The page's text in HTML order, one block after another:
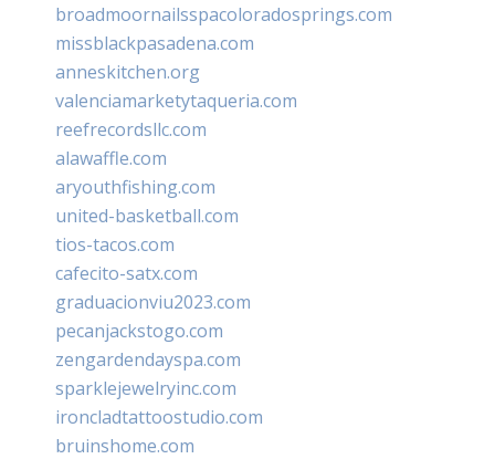
broadmoornailsspacoloradosprings.com
missblackpasadena.com
anneskitchen.org
valenciamarketytaqueria.com
reefrecordsllc.com
alawaffle.com
aryouthfishing.com
united-basketball.com
tios-tacos.com
cafecito-satx.com
graduacionviu2023.com
pecanjackstogo.com
zengardendayspa.com
sparklejewelryinc.com
ironcladtattoostudio.com
bruinshome.com